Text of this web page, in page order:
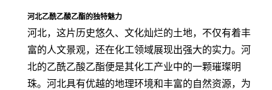
河北乙酰乙酸乙酯的独特魅力
河北，这片历史悠久、文化灿烂的土地，不仅有着丰
富的人文景观，还在化工领域展现出强大的实力。河
北的乙酰乙酸乙酯便是其化工产业中的一颗璀璨明
珠。河北具有优越的地理环境和丰富的自然资源，为